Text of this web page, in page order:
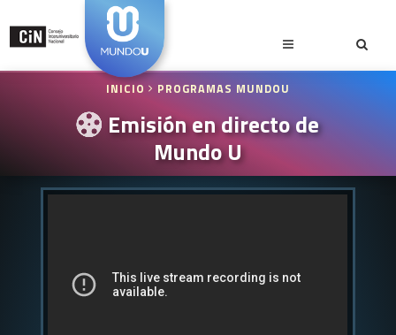
INICIO PROGRAMAS MUNDOU
Emisión en directo de
Mundo U